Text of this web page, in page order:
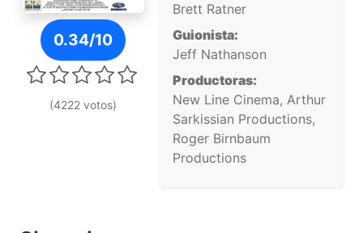
Póster de Hora punta 2
0.34/10
(4222 votos)
Brett Ratner
Guionista:
Jeff Nathanson
Productoras:
New Line Cinema, Arthur
Sarkissian Productions,
Roger Birnbaum
Productions